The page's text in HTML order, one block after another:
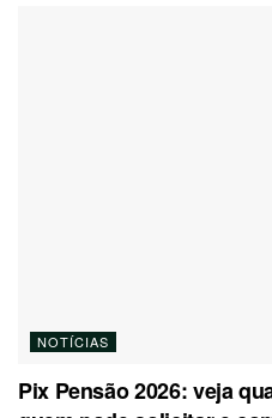
NOTÍCIAS
Pix Pensão 2026: veja